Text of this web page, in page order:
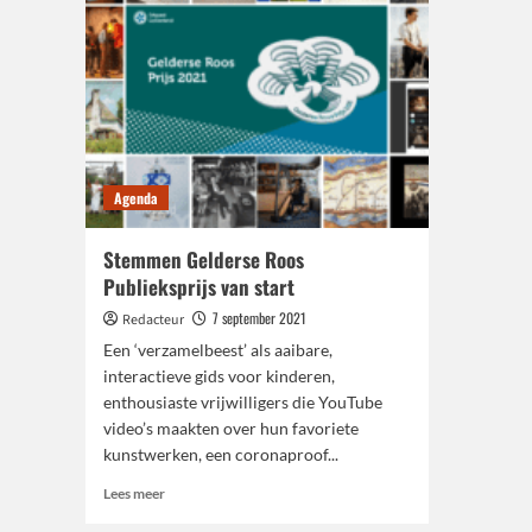
Agenda
Stemmen Gelderse Roos
Publieksprijs van start
Redacteur
7 september 2021
Een ‘verzamelbeest’ als aaibare,
interactieve gids voor kinderen,
enthousiaste vrijwilligers die YouTube
video’s maakten over hun favoriete
kunstwerken, een coronaproof...
Lees meerLees